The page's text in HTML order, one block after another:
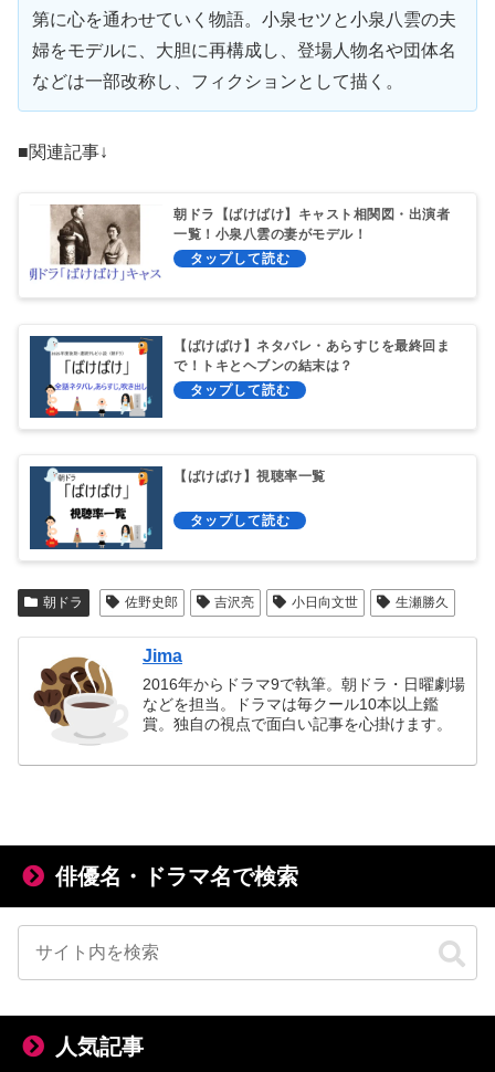
第に心を通わせていく物語。小泉セツと小泉八雲の夫
婦をモデルに、大胆に再構成し、登場人物名や団体名
などは一部改称し、フィクションとして描く。
■関連記事↓
朝ドラ【ばけばけ】キャスト相関図・出演者
一覧！小泉八雲の妻がモデル！
【ばけばけ】ネタバレ・あらすじを最終回ま
で！トキとヘブンの結末は？
【ばけばけ】視聴率一覧
朝ドラ 佐野史郎 吉沢亮 小日向文世 生瀬勝久
Jima
2016年からドラマ9で執筆。朝ドラ・日曜劇場
などを担当。ドラマは毎クール10本以上鑑
賞。独自の視点で面白い記事を心掛けます。
俳優名・ドラマ名で検索
人気記事